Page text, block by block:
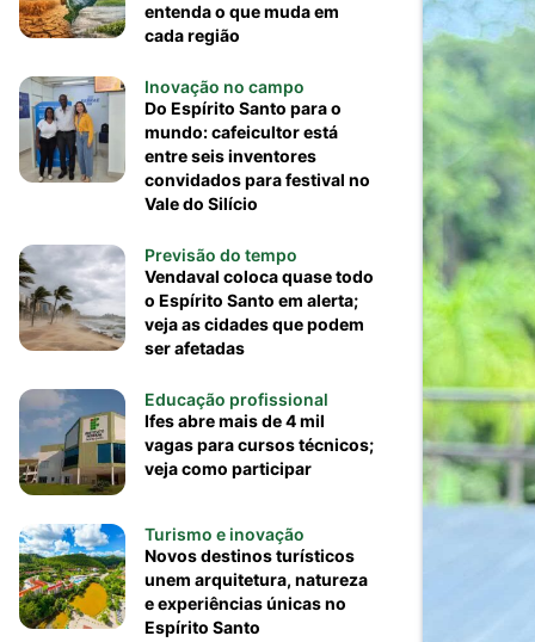
entenda o que muda em
cada região
Inovação no campo
Do Espírito Santo para o
mundo: cafeicultor está
entre seis inventores
convidados para festival no
Vale do Silício
Previsão do tempo
Vendaval coloca quase todo
o Espírito Santo em alerta;
veja as cidades que podem
ser afetadas
Educação profissional
Ifes abre mais de 4 mil
vagas para cursos técnicos;
veja como participar
Turismo e inovação
Novos destinos turísticos
unem arquitetura, natureza
e experiências únicas no
Espírito Santo